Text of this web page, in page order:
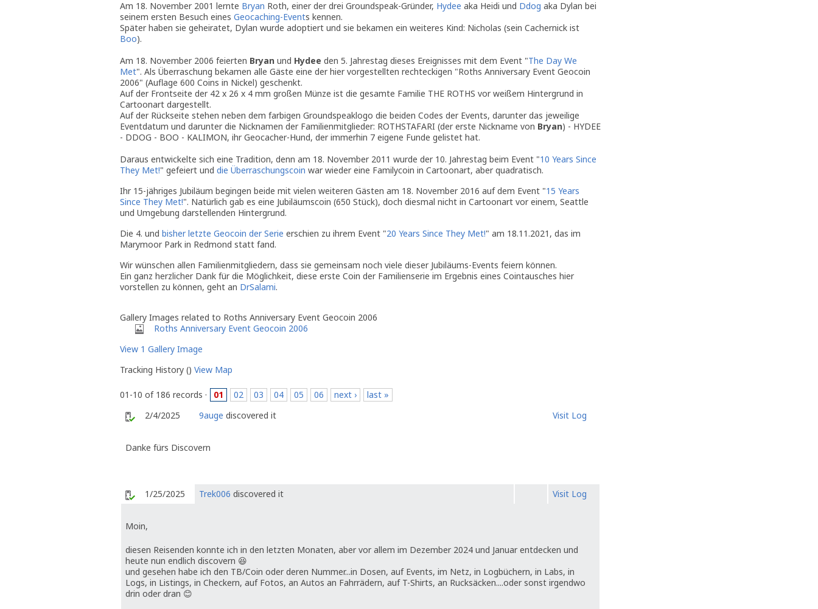
Am 18. November 2001 lernte Bryan Roth, einer der drei Groundspeak-Gründer, Hydee aka Heidi und Ddog aka Dylan bei
seinem ersten Besuch eines Geocaching-Events kennen.
Später haben sie geheiratet, Dylan wurde adoptiert und sie bekamen ein weiteres Kind: Nicholas (sein Cachernick ist
Boo).
Am 18. November 2006 feierten Bryan und Hydee den 5. Jahrestag dieses Ereignisses mit dem Event "The Day We
Met". Als Überraschung bekamen alle Gäste eine der hier vorgestellten rechteckigen "Roths Anniversary Event Geocoin
2006" (Auflage 600 Coins in Nickel) geschenkt.
Auf der Frontseite der 42 x 26 x 4 mm großen Münze ist die gesamte Familie THE ROTHS vor weißem Hintergrund in
Cartoonart dargestellt.
Auf der Rückseite stehen neben dem farbigen Groundspeaklogo die beiden Codes der Events, darunter das jeweilige
Eventdatum und darunter die Nicknamen der Familienmitglieder: ROTHSTAFARI (der erste Nickname von Bryan) - HYDEE
- DDOG - BOO - KALIMON, ihr Geocacher-Hund, der immerhin 7 eigene Funde gelistet hat.
Daraus entwickelte sich eine Tradition, denn am 18. November 2011 wurde der 10. Jahrestag beim Event "10 Years Since
They Met!" gefeiert und die Überraschungscoin war wieder eine Familycoin in Cartoonart, aber quadratisch.
Ihr 15-jähriges Jubiläum begingen beide mit vielen weiteren Gästen am 18. November 2016 auf dem Event "15 Years
Since They Met!". Natürlich gab es eine Jubiläumscoin (650 Stück), doch diesmal nicht in Cartoonart vor einem, Seattle
und Umgebung darstellenden Hintergrund.
Die 4. und bisher letzte Geocoin der Serie erschien zu ihrem Event "20 Years Since They Met!" am 18.11.2021, das im
Marymoor Park in Redmond statt fand.
Wir wünschen allen Familienmitgliedern, dass sie gemeinsam noch viele dieser Jubiläums-Events feiern können.
Ein ganz herzlicher Dank für die Möglichkeit, diese erste Coin der Familienserie im Ergebnis eines Cointausches hier
vorstellen zu können, geht an DrSalami.
Gallery Images related to Roths Anniversary Event Geocoin 2006
Roths Anniversary Event Geocoin 2006
View 1 Gallery Image
Tracking History () View Map
01-10 of 186 records · 01 02 03 04 05 06 next ›
last »
2/4/2025
9auge discovered it Visit Log
Danke fürs Discovern
1/25/2025 Trek006 discovered it Visit Log
Moin,
diesen Reisenden konnte ich in den letzten Monaten, aber vor allem im Dezember 2024 und Januar entdecken und
heute nun endlich discovern 😆
und gesehen habe ich den TB/Coin oder deren Nummer...in Dosen, auf Events, im Netz, in Logbüchern, in Labs, in
Logs, in Listings, in Checkern, auf Fotos, an Autos an Fahrrädern, auf T-Shirts, an Rucksäcken....oder sonst irgendwo
drin oder dran 😊